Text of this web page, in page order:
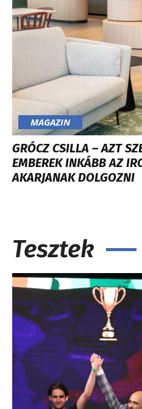
MAGAZIN
GRÓCZ CSILLA – AZT
EMBEREK INKÁBB AZ
AKARJANAK DOLGOZNI
Tesztek